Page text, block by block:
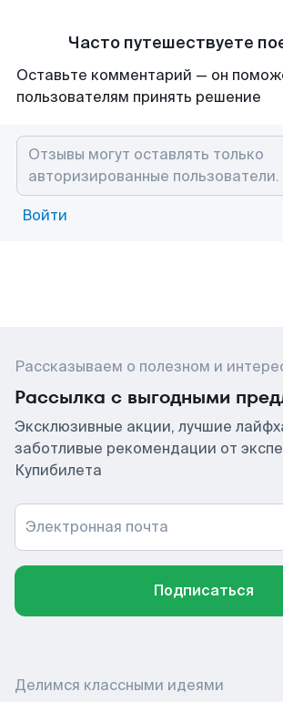
Часто путешествуете
Оставьте комментарий — он
пользователям принять решение
Войти
Рассказываем о полезном и
Рассылка с выгодными
Эксклюзивные акции, лучшие
заботливые рекомендации от
Купибилета
Электронная почта
Подписаться
Делимся классными идеями